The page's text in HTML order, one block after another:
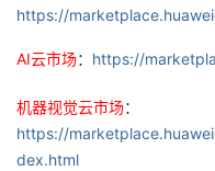
https://
AI云市场： https://
机器视觉云市场：
https://
dex.html